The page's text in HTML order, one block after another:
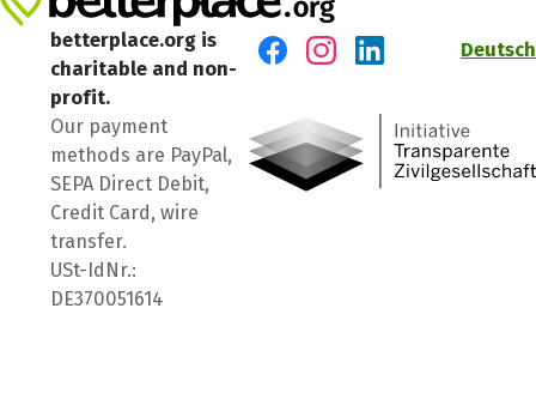
betterplace.org is
charitable and non-
profit.
Our payment
methods are PayPal,
SEPA Direct Debit,
Credit Card, wire
transfer.
USt-IdNr.:
DE370051614
Deutsch